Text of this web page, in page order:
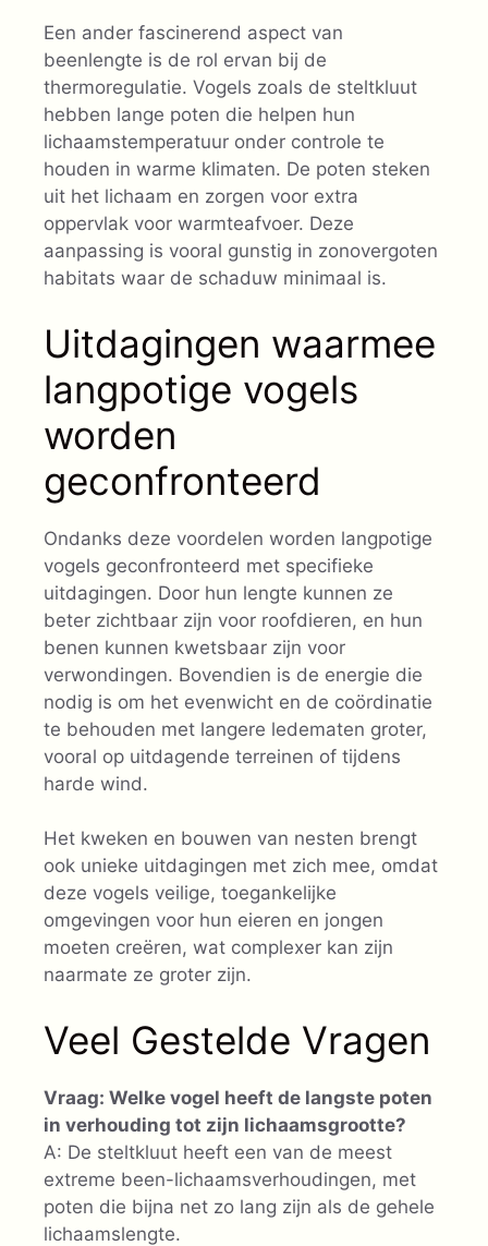
Een ander fascinerend aspect van
beenlengte is de rol ervan bij de
thermoregulatie. Vogels zoals de steltkluut
hebben lange poten die helpen hun
lichaamstemperatuur onder controle te
houden in warme klimaten. De poten steken
uit het lichaam en zorgen voor extra
oppervlak voor warmteafvoer. Deze
aanpassing is vooral gunstig in zonovergoten
habitats waar de schaduw minimaal is.
Uitdagingen waarmee
langpotige vogels
worden
geconfronteerd
Ondanks deze voordelen worden langpotige
vogels geconfronteerd met specifieke
uitdagingen. Door hun lengte kunnen ze
beter zichtbaar zijn voor roofdieren, en hun
benen kunnen kwetsbaar zijn voor
verwondingen. Bovendien is de energie die
nodig is om het evenwicht en de coördinatie
te behouden met langere ledematen groter,
vooral op uitdagende terreinen of tijdens
harde wind.
Het kweken en bouwen van nesten brengt
ook unieke uitdagingen met zich mee, omdat
deze vogels veilige, toegankelijke
omgevingen voor hun eieren en jongen
moeten creëren, wat complexer kan zijn
naarmate ze groter zijn.
Veel Gestelde Vragen
Vraag: Welke vogel heeft de langste poten
in verhouding tot zijn lichaamsgrootte?
A: De steltkluut heeft een van de meest
extreme been-lichaamsverhoudingen, met
poten die bijna net zo lang zijn als de gehele
lichaamslengte.